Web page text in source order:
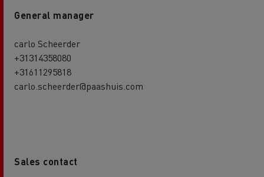
General manager
carlo Scheerder
+31314358080
+31611295818
carlo.scheerder@paashuis.com
Sales contact